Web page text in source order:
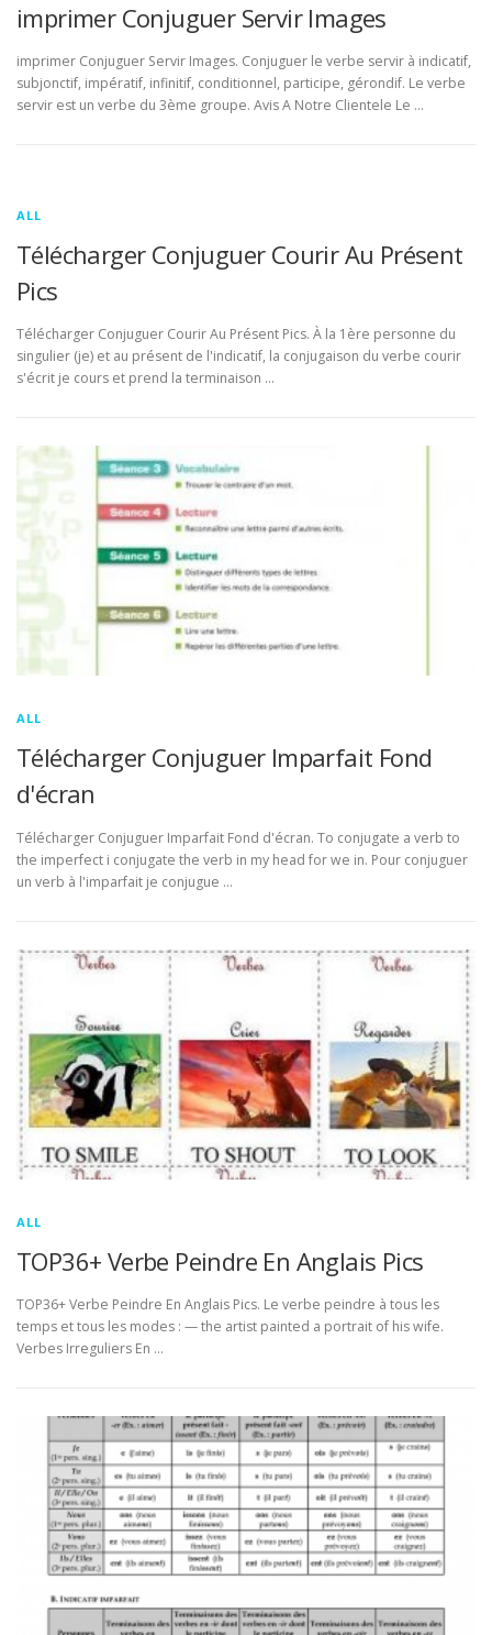
imprimer Conjuguer Servir Images
imprimer Conjuguer Servir Images. Conjuguer le verbe servir à indicatif,
subjonctif, impératif, infinitif, conditionnel, participe, gérondif. Le verbe
servir est un verbe du 3ème groupe. Avis A Notre Clientele Le …
ALL
Télécharger Conjuguer Courir Au Présent
Pics
Télécharger Conjuguer Courir Au Présent Pics. À la 1ère personne du
singulier (je) et au présent de l'indicatif, la conjugaison du verbe courir
s'écrit je cours et prend la terminaison …
ALL
Télécharger Conjuguer Imparfait Fond
d'écran
Télécharger Conjuguer Imparfait Fond d'écran. To conjugate a verb to
the imperfect i conjugate the verb in my head for we in. Pour conjuguer
un verb à l'imparfait je conjugue …
ALL
TOP36+ Verbe Peindre En Anglais Pics
TOP36+ Verbe Peindre En Anglais Pics. Le verbe peindre à tous les
temps et tous les modes : — the artist painted a portrait of his wife.
Verbes Irreguliers En …